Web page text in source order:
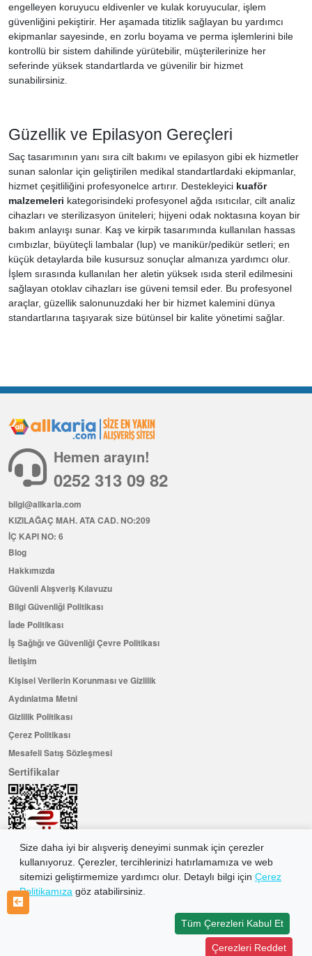
engelleyen koruyucu eldivenler ve kulak koruyucular, işlem
güvenliğini pekiştirir. Her aşamada titizlik sağlayan bu yardımcı
ekipmanlar sayesinde, en zorlu boyama ve perma işlemlerini bile
kontrollü bir sistem dahilinde yürütebilir, müşterilerinize her
seferinde yüksek standartlarda ve güvenilir bir hizmet
sunabilirsiniz.
Güzellik ve Epilasyon Gereçleri
Saç tasarımının yanı sıra cilt bakımı ve epilasyon gibi ek hizmetler
sunan salonlar için geliştirilen medikal standartlardaki ekipmanlar,
hizmet çeşitliliğini profesyonelce artırır. Destekleyici kuaför
malzemeleri kategorisindeki profesyonel ağda ısıtıcılar, cilt analiz
cihazları ve sterilizasyon üniteleri; hijyeni odak noktasına koyan bir
bakım anlayışı sunar. Kaş ve kirpik tasarımında kullanılan hassas
cımbızlar, büyüteçli lambalar (lup) ve manikür/pedikür setleri; en
küçük detaylarda bile kusursuz sonuçlar almanıza yardımcı olur.
İşlem sırasında kullanılan her aletin yüksek ısıda steril edilmesini
sağlayan otoklav cihazları ise güveni temsil eder. Bu profesyonel
araçlar, güzellik salonunuzdaki her bir hizmet kalemini dünya
standartlarına taşıyarak size bütünsel bir kalite yönetimi sağlar.
Size daha iyi bir alışveriş deneyimi sunmak için çerezler
kullanıyoruz. Çerezler, tercihlerinizi hatırlamamıza ve web
sitemizi geliştirmemize yardımcı olur. Detaylı bilgi için Çerez
Politikamıza göz atabilirsiniz.
Tüm Çerezleri Kabul Et
Çerezleri Reddet
Hemen arayın!
0252 313 09 82
bilgi@allkaria.com
KIZILAĞAÇ MAH. ATA CAD. NO:209
İÇ KAPI NO: 6
Blog
Hakkımızda
Güvenli Alışveriş Kılavuzu
Bilgi Güvenliği Politikası
İade Politikası
İş Sağlığı ve Güvenliği Çevre Politikası
İletişim
Kişisel Verilerin Korunması ve Gizlilik
Aydınlatma Metni
Gizlilik Politikası
Çerez Politikası
Mesafeli Satış Sözleşmesi
Sertifikalar
Hemen Üye Olun ...ve 100 ₺ değerinde indirim kuponu kazanın